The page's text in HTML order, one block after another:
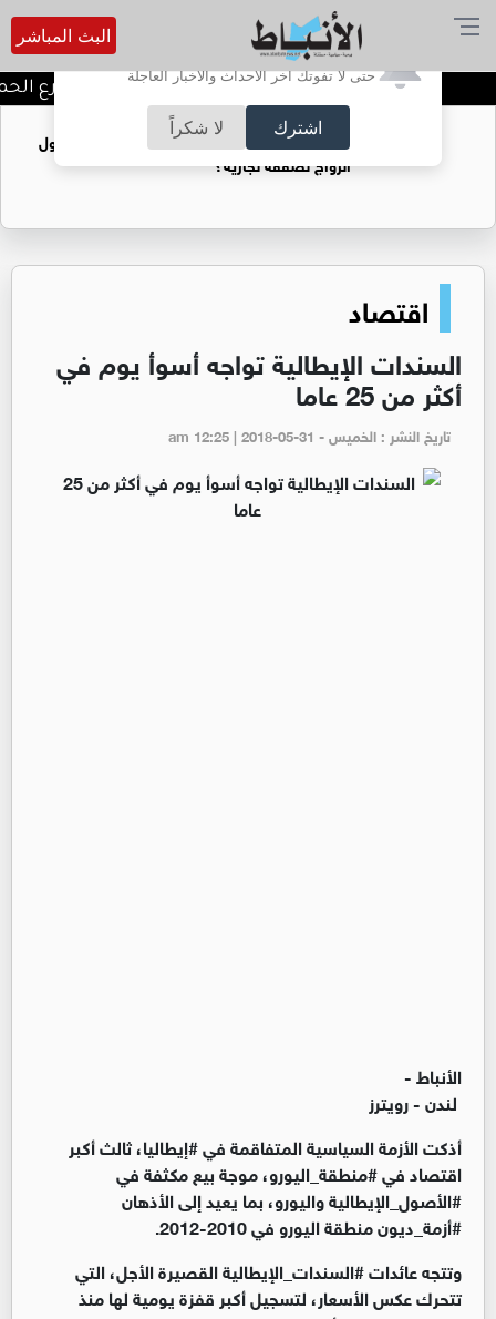
أترغب في تفعيل الإشعارات؟
حتى لا تفوتك آخر الأحداث والأخبار العاجلة
اشترك لا شكراً
البث المباشر
توقيف شبكات دعارة في شارع الحمرا
فتيات يستغللنه لتحقيق مكاسب مادية.. هل تحول
الزواج لصفقة تجارية؟
اقتصاد
السندات الإيطالية تواجه أسوأ يوم في
أكثر من 25 عاما
تاريخ النشر : الخميس - am 12:25 | 2018-05-31
الأنباط -
لندن - رويترز
أذكت الأزمة السياسية المتفاقمة في #إيطاليا، ثالث أكبر
اقتصاد في #منطقة_اليورو، موجة بيع مكثفة في
#الأصول_الإيطالية واليورو، بما يعيد إلى الأذهان
#أزمة_ديون منطقة اليورو في 2010-2012.
وتتجه عائدات #السندات_الإيطالية القصيرة الأجل، التي
تتحرك عكس الأسعار، لتسجيل أكبر قفزة يومية لها منذ